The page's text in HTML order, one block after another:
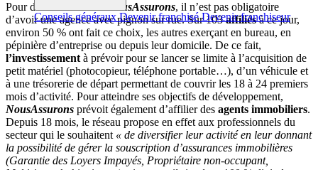
Conseils généraux Devenir franchisé Devenir franchiseur
Pour devenircourtierNousAssurons, il n’est pas obligatoire
d’avoir une agence avec pignon sur rue. Sur 103affiliésà ce jour,
environ 50 % ont fait ce choix, les autres exerçant en bureau, en
pépinière d’entreprise ou depuis leur domicile. De ce fait,
l’investissementà prévoir pour se lancer se limite à l’acquisition de
petit matériel (photocopieur, téléphone portable…), d’un véhicule et
à une trésorerie de départ permettant de couvrir les 18 à 24 premiers
mois d’activité. Pour atteindre ses objectifs de développement,
NousAssurons prévoit également d’affilier des agents immobiliers.
Depuis 18 mois, le réseau propose en effet aux professionnels du
secteur qui le souhaitent « de diversifier leur activité en leur donnant
la possibilité de gérer la souscription d’assurances immobilières
(Garantie des Loyers Impayés, Propriétaire non-occupant,